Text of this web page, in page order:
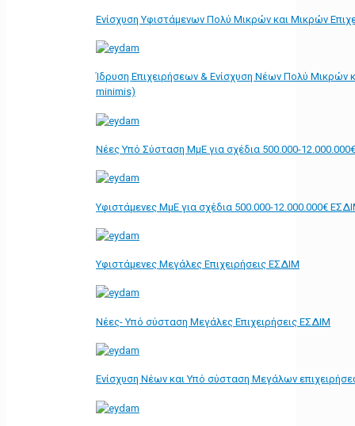
Ενίσχυση Υφιστάμενων Πολύ Μικρών και Μικρών
Ίδρυση Επιχειρήσεων & Ενίσχυση Νέων Πολύ Μικρών
minimis)
Νέες Υπό Σύσταση ΜμΕ για σχέδια 500.000-
Υφιστάμενες ΜμΕ για σχέδια 500.000-12.000.000€
Υφιστάμενες Μεγάλες Επιχειρήσεις ΕΣΔΙΜ
Νέες- Υπό σύσταση Μεγάλες Επιχειρήσεις ΕΣΔΙΜ
Ενίσχυση Νέων και Υπό σύσταση Μεγάλων